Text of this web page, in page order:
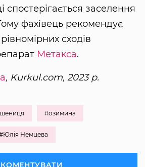
спостерігається заселення
фахівець рекомендує
сходів
Метакса.
, Kurkul.com, 2023 р.
#озимина
Немцева
КОМЕНТУВАТИ